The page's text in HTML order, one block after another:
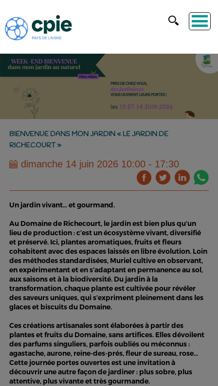
BIENVENUE DANS MON JARDIN « LE JARDIN DE
RICHECOURT »
dimanche 14 juin 2026 10:00 - 17:30
Un jardin vivant… et gourmand.
Au Domaine de Richecourt, le jardin est bien plus qu’un
lieu de production : c’est un écosystème vivant, diversifié
et préservé. Ici, plantes aromatiques, fruits et fleurs
cohabitent avec des espaces laissés en libre évolution. Loin
des méthodes standardisées, Muriel cultive en observant,
en expérimentant et en s’adaptant en permanence au sol,
aux saisons et à la biodiversité. Du jardin à la
transformation, chaque plante est cultivée pour révéler
des saveurs uniques, qui s’expriment pleinement dans les
glaces et biscuits du Domaine.
Ces créations artisanales sont élaborées à partir des
plantes et fruits du Domaine, sans artifices. Elles dévoilent
des parfums singuliers, parfois oubliés ou méconnus :
agastache, aurone, reine-des-prés, fleur de sureau, rose...
Cette journée portes ouvertes est une invitation à
découvrir une autre façon de jardiner : plus sobre, plus
attentive, plus vivante et très gourmande.